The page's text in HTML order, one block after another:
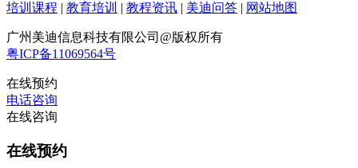
培训课程 | 教育培训 | 教程资讯 | 美迪问答 | 网站地图
广州美迪信息科技有限公司@版权所有
粤ICP备11069564号
在线预约
电话咨询
在线咨询
在线预约